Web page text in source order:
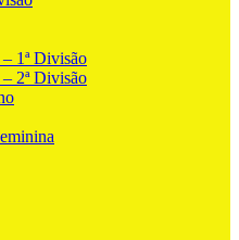
1ª Divisão
2ª Divisão